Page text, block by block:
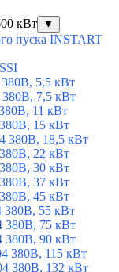
кВт
▼
пуска INSTART
5,5 кВт
7,5 кВт
11 кВт
15 кВт
380В, 18,5 кВт
22 кВт
30 кВт
37 кВт
45 кВт
380В, 55 кВт
380В, 75 кВт
380В, 90 кВт
380В, 115 кВт
380В, 132 кВт